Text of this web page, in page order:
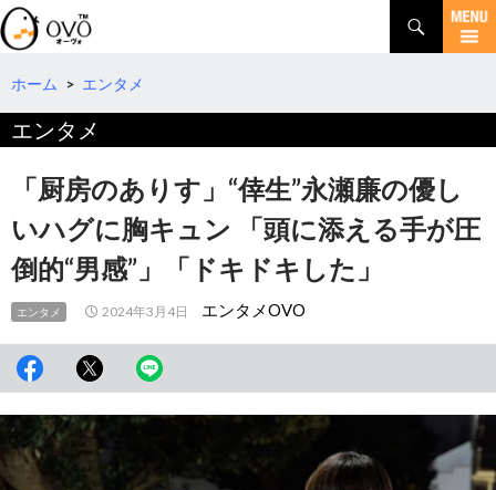
検
索
コ
テ
へ
ホーム > エンタメ
エンタメ
「厨房のありす」“倖生”永瀬廉の優し
いハグに胸キュン 「頭に添える手が圧
倒的“男感”」「ドキドキした」
エンタメ 2024年3月4日 エンタメOVO